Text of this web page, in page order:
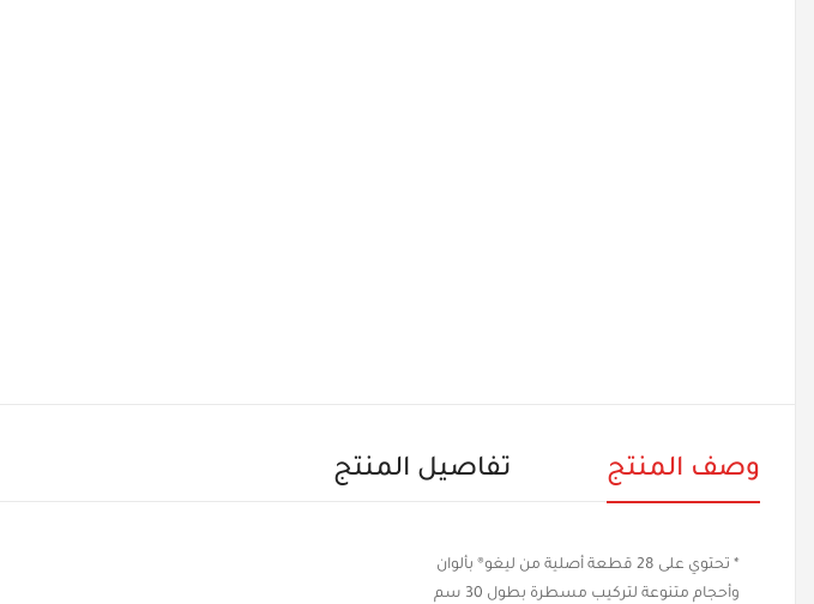
وصف المنتج تفاصيل المنتج
* تحتوي على 28 قطعة أصلية من ليغو® بألوان
وأحجام متنوعة لتركيب مسطرة بطول 30 سم